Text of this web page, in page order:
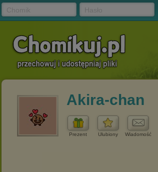
Akira-chan
Prezent Ulubiony Wiadomość